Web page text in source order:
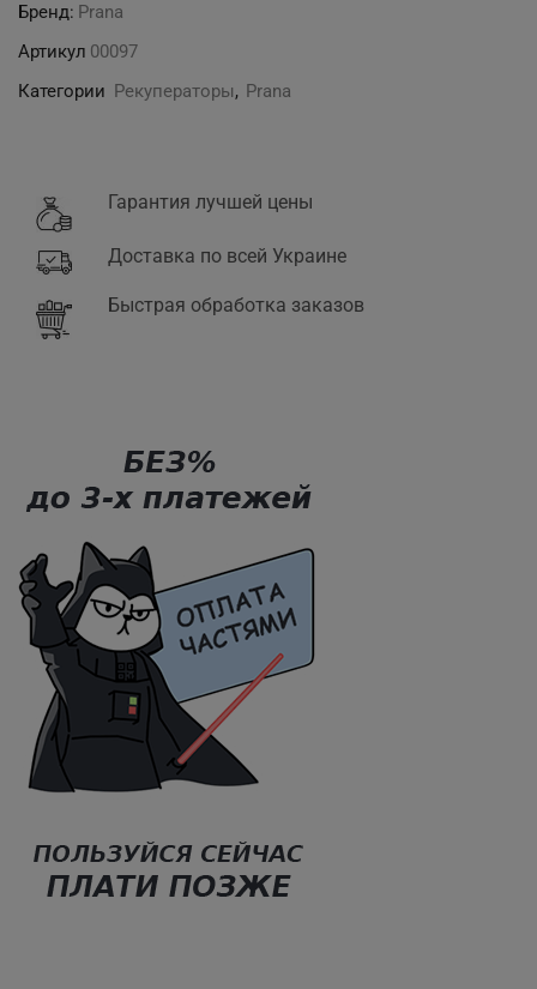
200G
ECO
LIFE
Бренд: Prana
Артикул 00097
Категории
Рекуператоры, Prana
Гарантия лучшей цены
Доставка по всей Украине
Быстрая обработка заказов